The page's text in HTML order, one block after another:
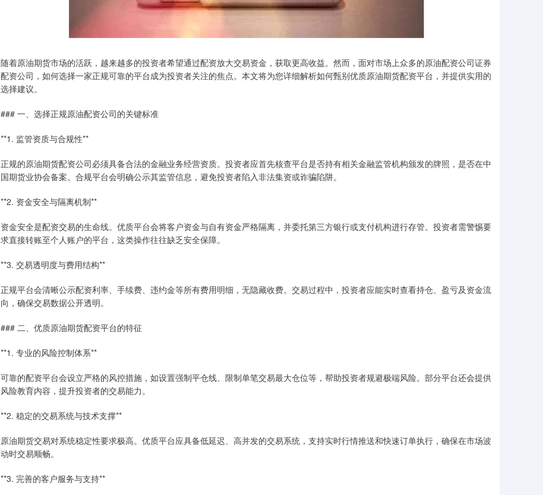
随着原油期货市场的活跃，越来越多的投资者希望通过配资放大交易资金，获取更高收益。然而，面对市场上众多的原油配资公司证券
配资公司，如何选择一家正规可靠的平台成为投资者关注的焦点。本文将为您详细解析如何甄别优质原油期货配资平台，并提供实用的
选择建议。
### 一、选择正规原油配资公司的关键标准
**1. 监管资质与合规性**
正规的原油期货配资公司必须具备合法的金融业务经营资质。投资者应首先核查平台是否持有相关金融监管机构颁发的牌照，是否在中
国期货业协会备案。合规平台会明确公示其监管信息，避免投资者陷入非法集资或诈骗陷阱。
**2. 资金安全与隔离机制**
资金安全是配资交易的生命线。优质平台会将客户资金与自有资金严格隔离，并委托第三方银行或支付机构进行存管。投资者需警惕要
求直接转账至个人账户的平台，这类操作往往缺乏安全保障。
**3. 交易透明度与费用结构**
正规平台会清晰公示配资利率、手续费、违约金等所有费用明细，无隐藏收费。交易过程中，投资者应能实时查看持仓、盈亏及资金流
向，确保交易数据公开透明。
### 二、优质原油期货配资平台的特征
**1. 专业的风险控制体系**
可靠的配资平台会设立严格的风控措施，如设置强制平仓线、限制单笔交易最大仓位等，帮助投资者规避极端风险。部分平台还会提供
风险教育内容，提升投资者的交易能力。
**2. 稳定的交易系统与技术支撑**
原油期货交易对系统稳定性要求极高。优质平台应具备低延迟、高并发的交易系统，支持实时行情推送和快速订单执行，确保在市场波
动时交易顺畅。
**3. 完善的客户服务与支持**